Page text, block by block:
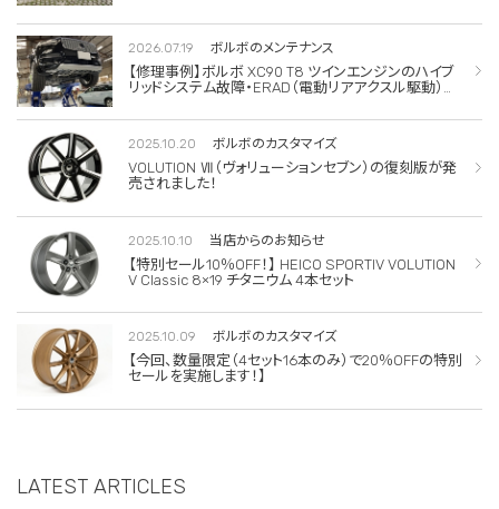
2026.07.19 ボルボのメンテナンス
【修理事例】ボルボ XC90 T8 ツインエンジンのハイブ
リッドシステム故障・ERAD（電動リアアクスル駆動）交
2025.10.20 ボルボのカスタマイズ
VOLUTION Ⅶ（ヴォリューションセブン）の復刻版が発
売されました！
2025.10.10 当店からのお知らせ
【特別セール10％OFF！】 HEICO SPORTIV VOLUTION
V Classic 8×19 チタニウム 4本セット
2025.10.09 ボルボのカスタマイズ
【今回、数量限定（4セット16本のみ）で20％OFFの特別
セールを実施します！】
LATEST ARTICLES